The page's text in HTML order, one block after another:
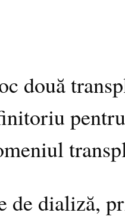
două
de dializă,